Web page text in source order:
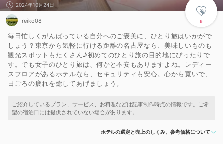
6
2024年10月24日
reiko08
毎日忙しくがんばっている自分へのご褒美に、ひとり旅はいかがで
しょう？東京から気軽に行ける距離の名古屋なら、美味しいものも
観光スポットもたくさん♪初めてのひとり旅の目的地にぴったりで
す。でも女子のひとり旅は、何かと不安もありますよね。レディー
スフロアがあるホテルなら、セキュリティも安心。心から寛いで、
日ごろの疲れを癒してあげましょう。
ホテルの選定と売上のしくみ、参考価格について